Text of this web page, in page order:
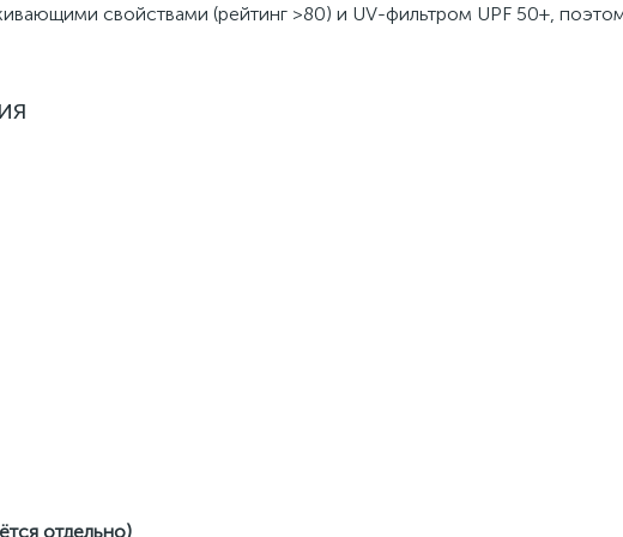
свойствами (рейтинг >80) и UV-фильтром UPF 50+,
отдельно)